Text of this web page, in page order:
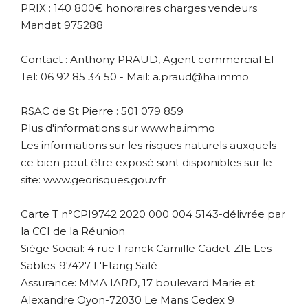
PRIX : 140 800€ honoraires charges vendeurs
Mandat 975288
Contact : Anthony PRAUD, Agent commercial EI
Tel: 06 92 85 34 50 - Mail: a.praud@ha.immo
RSAC de St Pierre : 501 079 859
Plus d'informations sur www.ha.immo
Les informations sur les risques naturels auxquels
ce bien peut être exposé sont disponibles sur le
site: www.georisques.gouv.fr
Carte T n°CPI9742 2020 000 004 5143-délivrée par
la CCI de la Réunion
Siège Social: 4 rue Franck Camille Cadet-ZIE Les
Sables-97427 L'Etang Salé
Assurance: MMA IARD, 17 boulevard Marie et
Alexandre Oyon-72030 Le Mans Cedex 9